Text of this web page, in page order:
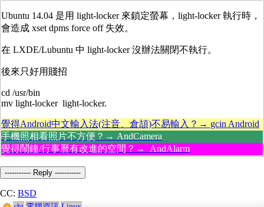
Ubuntu 14.04 是用 light-locker 來鎖定螢幕，light-locker 執行時，
會造成 xset dpms force off 失效。
在 LXDE/Lubuntu 中 light-locker 沒辦法關閉不執行。
後來只好用賤招
cd /usr/bin
mv light-locker light-locker.
覺得Android中文輸入法(注音、倉頡)不易輸入？→ gcin Android
手機照相看照片不方便？→ AndCamera
覺得鬧鐘/行事曆有改進的空間？→ AndAlarm
----------- Reply -----------
CC: BSD